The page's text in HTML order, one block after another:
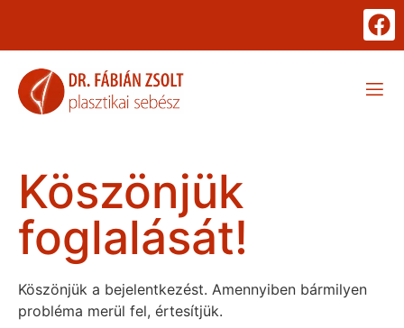
Köszönjük
foglalását!
Köszönjük a bejelentkezést. Amennyiben bármilyen
probléma merül fel, értesítjük.